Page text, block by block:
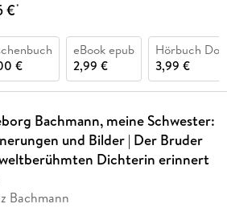
€*
€
eBook epub
2,99 €
Hörbuch
3,99 €
Bachmann, meine Schwester:
und Bilder | Der Bruder
Dichterin erinnert
Bachmann